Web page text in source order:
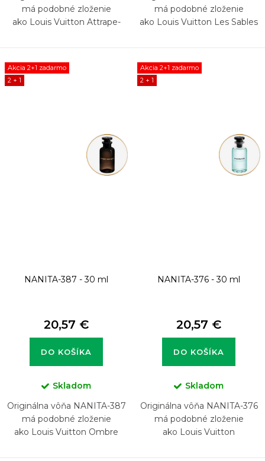
má podobné zloženie
ako Louis Vuitton Attrape-
má podobné zloženie
ako Louis Vuitton Les Sables
Akcia 2+1 zadarmo
2 + 1
NANITA-387 - 30 ml
20,57 €
DO KOŠÍKA
Skladom
Originálna vôňa NANITA-387
má podobné zloženie
ako Louis Vuitton Ombre
Akcia 2+1 zadarmo
2 + 1
NANITA-376 - 30 ml
20,57 €
DO KOŠÍKA
Skladom
Originálna vôňa NANITA-376
má podobné zloženie
ako Louis Vuitton